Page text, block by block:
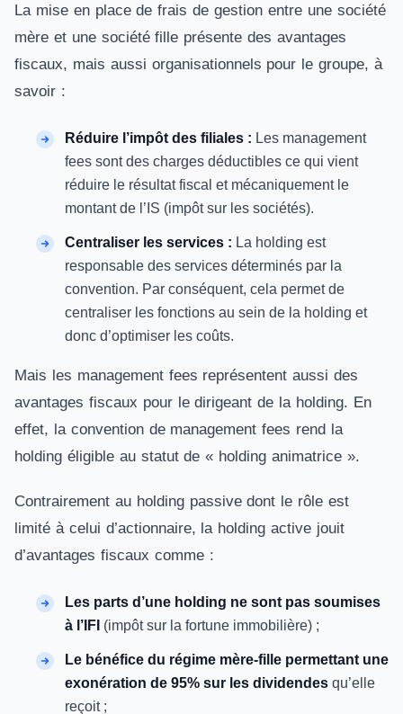
La mise en place de frais de gestion entre une société
mère et une société fille présente des avantages
fiscaux, mais aussi organisationnels pour le groupe, à
savoir :
Réduire l’impôt des filiales : Les management
fees sont des charges déductibles ce qui vient
réduire le résultat fiscal et mécaniquement le
montant de l’IS (impôt sur les sociétés).
Centraliser les services : La holding est
responsable des services déterminés par la
convention. Par conséquent, cela permet de
centraliser les fonctions au sein de la holding et
donc d’optimiser les coûts.
Mais les management fees représentent aussi des
avantages fiscaux pour le dirigeant de la holding. En
effet, la convention de management fees rend la
holding éligible au statut de « holding animatrice ».
Contrairement au holding passive dont le rôle est
limité à celui d’actionnaire, la holding active jouit
d’avantages fiscaux comme :
Les parts d’une holding ne sont pas soumises
à l’IFI (impôt sur la fortune immobilière) ;
Le bénéfice du régime mère-fille permettant une
exonération de 95% sur les dividendes qu’elle
reçoit ;